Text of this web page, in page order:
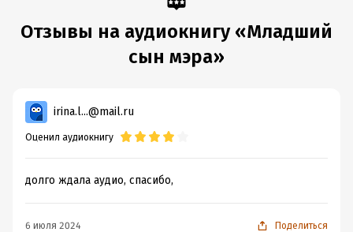
Отзывы на аудиокнигу «Младший
сын мэра»
irina.l...@mail.ru
Оценил аудиокнигу
долго ждала аудио, спасибо,
6 июля 2024 Поделиться